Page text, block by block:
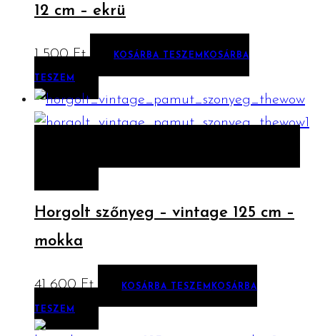
12 cm – ekrü
1 500Ft KOSÁRBA TESZEM KOSÁRBA
TESZEM
Horgolt szőnyeg – vintage 125 cm –
mokka
41 600Ft KOSÁRBA TESZEM KOSÁRBA
TESZEM